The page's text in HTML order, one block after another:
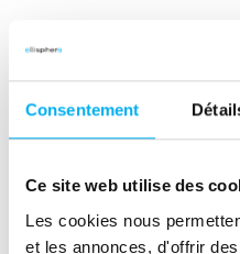
Consentement
Ce site web utilise des
Les cookies nous
et les annonces, d'offrir
PUBLICATIONS
Découvrez les
blancs réalisés
d’Ellisphere.